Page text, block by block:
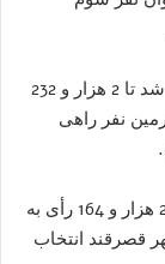
وی بیان کرد: در این انتخابات ابراهیم بری موفق شد تا 2 هزار و 232
نفر راهی
ریگی اضافه کرد: محسن زین‌الدینی نیز با کسب 2 هزار و 164 رأی به
قصرقند انتخاب